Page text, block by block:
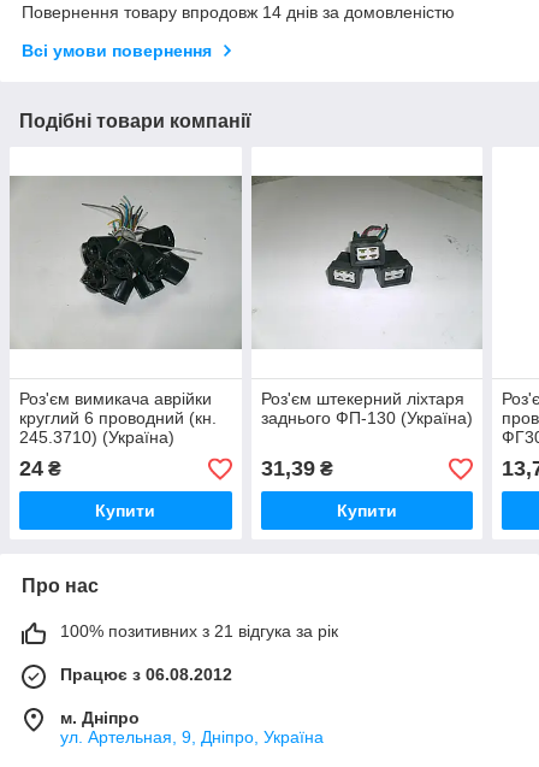
Повернення товару впродовж 14 днів за домовленістю
Всі умови повернення
Подібні товари компанії
Роз'єм вимикача аврійки
круглий 6 проводний (кн.
245.3710) (Україна)
24 ₴
Купити
Роз'єм штекерний ліхтаря
заднього ФП-130 (Україна)
31,39₴
Купити
Про нас
100% позитивних з 21 відгука за рік
Працює з 06.08.2012
м. Дніпро
ул. Артельная, 9, Дніпро, Україна